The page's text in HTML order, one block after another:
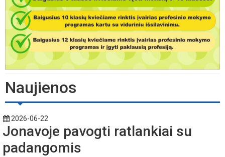
Naujienos
2026-06-22
Jonavoje pavogti ratlankiai su
padangomis